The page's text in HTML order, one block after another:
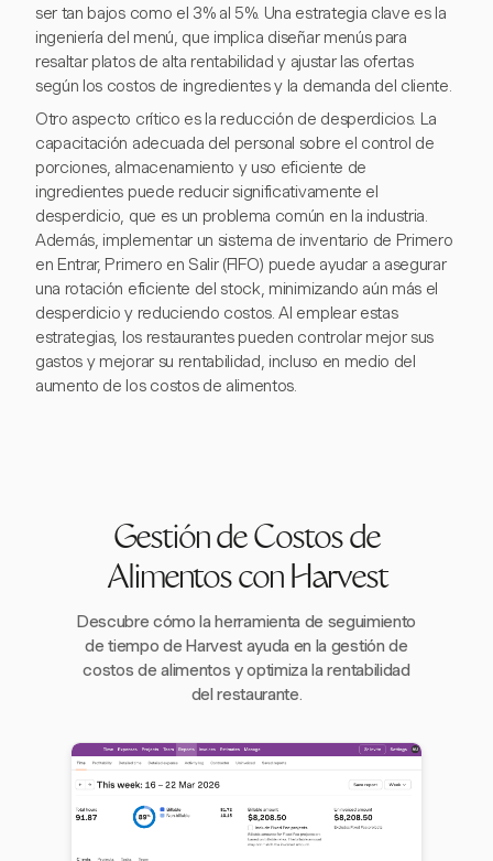
ser tan bajos como el 3% al 5%. Una estrategia clave es la
ingeniería del menú, que implica diseñar menús para
resaltar platos de alta rentabilidad y ajustar las ofertas
según los costos de ingredientes y la demanda del cliente.
Otro aspecto crítico es la reducción de desperdicios. La
capacitación adecuada del personal sobre el control de
porciones, almacenamiento y uso eficiente de
ingredientes puede reducir significativamente el
desperdicio, que es un problema común en la industria.
Además, implementar un sistema de inventario de Primero
en Entrar, Primero en Salir (FIFO) puede ayudar a asegurar
una rotación eficiente del stock, minimizando aún más el
desperdicio y reduciendo costos. Al emplear estas
estrategias, los restaurantes pueden controlar mejor sus
gastos y mejorar su rentabilidad, incluso en medio del
aumento de los costos de alimentos.
Gestión de Costos de
Alimentos con Harvest
Descubre cómo la herramienta de seguimiento
de tiempo de Harvest ayuda en la gestión de
costos de alimentos y optimiza la rentabilidad
del restaurante.